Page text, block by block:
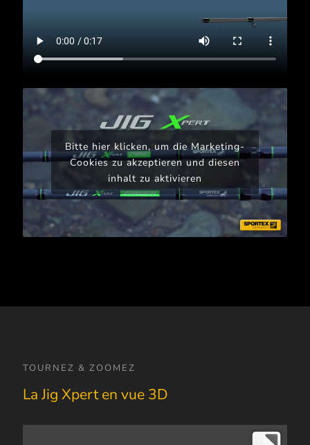
Bitte hier klicken, um die Marketing-
Cookies zu akzeptieren und diesen
inhalt zu aktivieren
TOURNEZ & ZOOMEZ
La Jig Xpert en vue 3D